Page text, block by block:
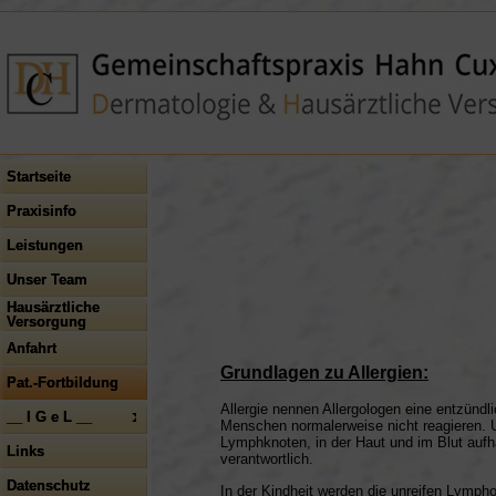
Startseite
Praxisinfo
Leistungen
Unser Team
Hausärztliche
Versorgung
Anfahrt
Pat.-Fortbildung
__ I G e L __
Links
Datenschutz
Grundlagen zu Allergien:
Allergie nennen Allergologen eine
Menschen normalerweise nicht
Lymphknoten, in der Haut und im Blut
verantwortlich.
In der Kindheit werden die unreifen